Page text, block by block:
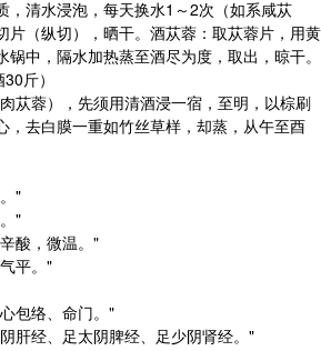
，清水浸泡，每天换水1～2次（如系咸苁
片（纵切），晒干。酒苁蓉：取苁蓉片，用黄
中，隔水加热蒸至酒尽为度，取出，晾干。
斤）
苁蓉），先须用清酒浸一宿，至明，以棕刷
，去白膜一重如竹丝草样，却蒸，从午至酉
"
"
酸，微温。"
平。"
包络、命门。"
肝经、足太阴脾经、足少阴肾经。"